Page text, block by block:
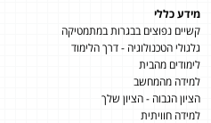
מידע כללי
קשיים נפוצים בבגרות במתמטיקה
גלגולי הטכנולוגיה - דרך הלימוד
לימודים מהבית
למידה מהמחשב
הציון הגבוה - הציון שלך
למידה חוויתית